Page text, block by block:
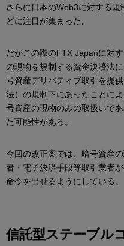
さらに日本のWeb3に対する
どに注目が集まった。
だがこの際のFTX Japanに対
の現物を規制する資金決済法
号資産デリバティブ取引を提
法）の規制下にあったことに
号資産の現物のみの取扱いで
た可能性がある。
今回の改正案では、暗号資産
者・電子決済手段等取引業者
命令を出せるようにしている。
信託型ステーブル